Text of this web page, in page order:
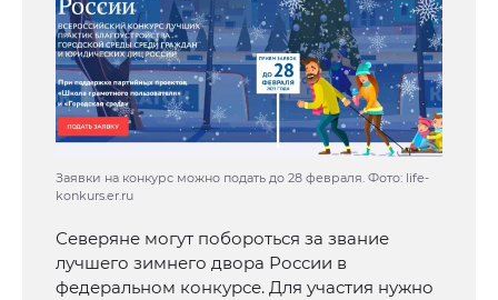
Заявки на конкурс можно подать до 28 февраля. Фото: life-
konkurs.er.ru
Северяне могут побороться за звание
лучшего зимнего двора России в
федеральном конкурсе. Для участия нужно